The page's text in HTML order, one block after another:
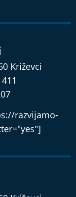
Križevci
razvijamo-